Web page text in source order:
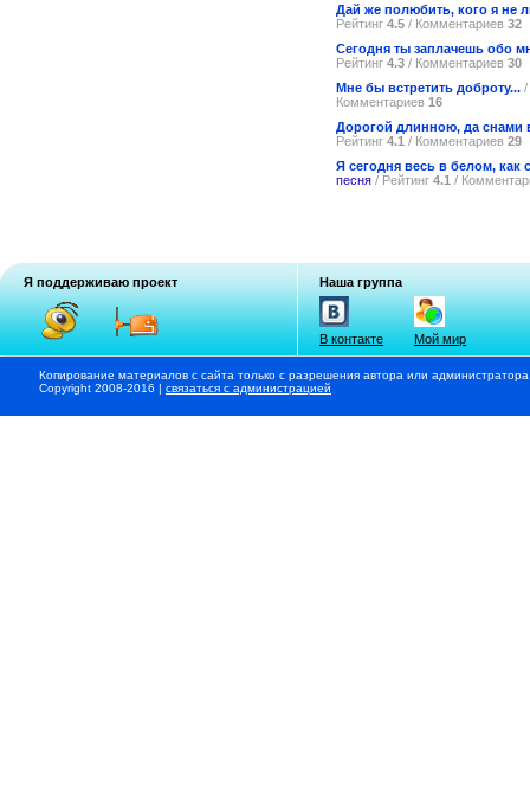
Дай же полюбить, кого я не
Рейтинг 4.5 / Комментариев 32
Сегодня ты заплачешь обо
Рейтинг 4.3 / Комментариев 30
Мне бы встретить доброту... /
Комментариев 16
Дорогой длинною, да снами
Рейтинг 4.1 / Комментариев 29
Я сегодня весь в белом, как
песня / Рейтинг 4.1 /
Я поддерживаю проект Наша группа
В контакте Мой мир
Копирование материалов с сайта только с разрешения автора или
Copyright 2008-2016 | связаться с администрацией